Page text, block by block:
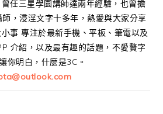
任三星學園講師達兩年經驗，也曾擔
，浸淫文字十多年，熱愛與大家分享
事 專注於最新手機、平板、筆電以及
介紹，以及最有趣的話題，不愛贅字
你明白，什麼是3C。